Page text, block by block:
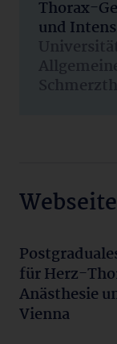
Thorax-
und
für Herz-
Anästhesie
Vienna